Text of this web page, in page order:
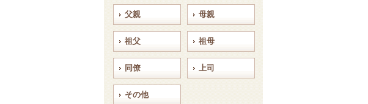
父親 母親
祖父 祖母
同僚 上司
その他